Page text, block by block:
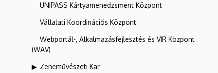
UNIPASS Kártyamenedzsment Központ
Vállalati Koordinációs Központ
Webportál-, Alkalmazásfejlesztés és VIR Központ
(WAV)
Zeneművészeti Kar